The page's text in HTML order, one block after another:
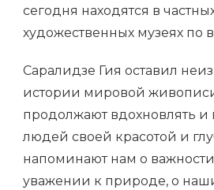
сегодня находятся в
художественных музеях по
Саралидзе Гия оставил
истории мировой
продолжают вдохновлять и
людей своей красотой и
напоминают нам о
уважении к природе, о